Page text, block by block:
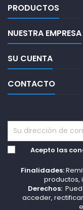
PRODUCTOS
NUESTRA EMPRESA
SU CUENTA
CONTACTO
Acepto las
Finalidades:
productos,
Derechos:
acceder,